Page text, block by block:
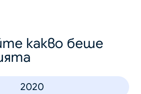
какво беше
2020